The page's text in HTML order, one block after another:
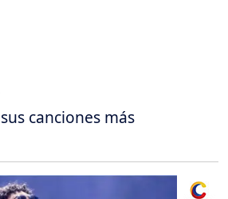
canciones más